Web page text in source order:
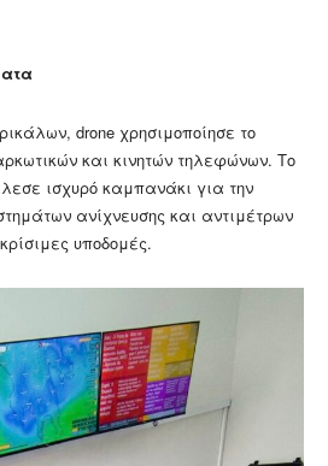
drone χρησιμοποίησε το
και κινητών τηλεφώνων. Το
ισχυρό καμπανάκι για την
ανίχνευσης και αντιμέτρων
υποδομές.